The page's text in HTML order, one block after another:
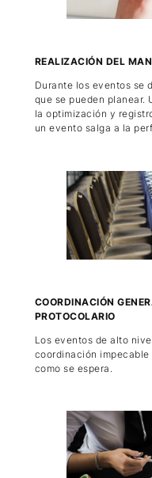
REALIZACIÓN DEL
Durante los eventos se
que se pueden planear.
la optimización y
un evento salga a la
COORDINACIÓN
PROTOCOLARIO
Los eventos de alto
coordinación
como se espera.